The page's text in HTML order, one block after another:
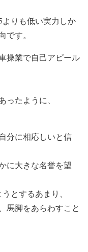
りも低い実力しか
す。
操業で自己アピール
ったように、
分に相応しいと信
に大きな名誉を望
とするあまり、
馬脚をあらわすこと